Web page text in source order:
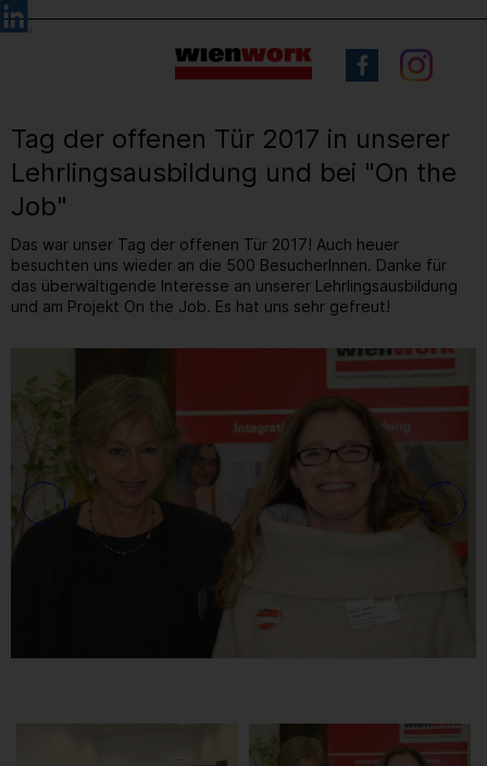
Barrierefreie
Bedienung
Sprachauswahl
Tag der offenen Tür 2017 in unserer
Lehrlingsausbildung und bei "On the
Job"
Das war unser Tag der offenen Tür 2017! Auch heuer
besuchten uns wieder an die 500 BesucherInnen. Danke für
das überwältigende Interesse an unserer Lehrlingsausbildung
und am Projekt On the Job. Es hat uns sehr gefreut!